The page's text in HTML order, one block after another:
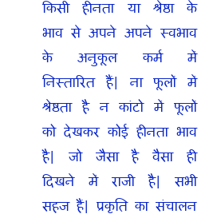
किसी हीनता या श्रेष्ठा के
भाव से अपने अपने स्वभाव
के अनुकूल कर्म में
निस्तारित हैं| ना फूलों में
श्रेष्ठता है न कांटो में फूलों
को देखकर कोई हीनता भाव
है| जो जैसा है वैसा ही
दिखने में राजी है| सभी
सहज हैं| प्रकृति का संचालन